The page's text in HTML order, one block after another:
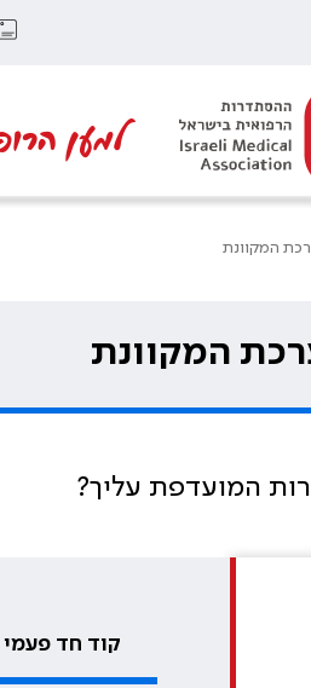
למען
המקוונת
המקוונת
המועדפת עליך?
קוד חד פעמי